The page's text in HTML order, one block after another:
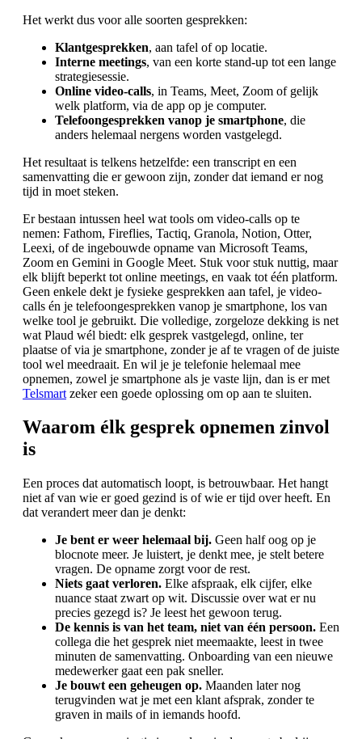
Het werkt dus voor alle soorten gesprekken:
Klantgesprekken, aan tafel of op locatie.
Interne meetings, van een korte stand-up tot een lange
strategiesessie.
Online video-calls, in Teams, Meet, Zoom of gelijk
welk platform, via de app op je computer.
Telefoongesprekken vanop je smartphone, die
anders helemaal nergens worden vastgelegd.
Het resultaat is telkens hetzelfde: een transcript en een
samenvatting die er gewoon zijn, zonder dat iemand er nog
tijd in moet steken.
Er bestaan intussen heel wat tools om video-calls op te
nemen: Fathom, Fireflies, Tactiq, Granola, Notion, Otter,
Leexi, of de ingebouwde opname van Microsoft Teams,
Zoom en Gemini in Google Meet. Stuk voor stuk nuttig, maar
elk blijft beperkt tot online meetings, en vaak tot één platform.
Geen enkele dekt je fysieke gesprekken aan tafel, je video-
calls én je telefoongesprekken vanop je smartphone, los van
welke tool je gebruikt. Die volledige, zorgeloze dekking is net
wat Plaud wél biedt: elk gesprek vastgelegd, online, ter
plaatse of via je smartphone, zonder je af te vragen of de juiste
tool wel meedraait. En wil je je telefonie helemaal mee
opnemen, zowel je smartphone als je vaste lijn, dan is er met
Telsmart zeker een goede oplossing om op aan te sluiten.
Waarom élk gesprek opnemen zinvol
is
Een proces dat automatisch loopt, is betrouwbaar. Het hangt
niet af van wie er goed gezind is of wie er tijd over heeft. En
dat verandert meer dan je denkt:
Je bent er weer helemaal bij. Geen half oog op je
blocnote meer. Je luistert, je denkt mee, je stelt betere
vragen. De opname zorgt voor de rest.
Niets gaat verloren. Elke afspraak, elk cijfer, elke
nuance staat zwart op wit. Discussie over wat er nu
precies gezegd is? Je leest het gewoon terug.
De kennis is van het team, niet van één persoon. Een
collega die het gesprek niet meemaakte, leest in twee
minuten de samenvatting. Onboarding van een nieuwe
medewerker gaat een pak sneller.
Je bouwt een geheugen op. Maanden later nog
terugvinden wat je met een klant afsprak, zonder te
graven in mails of in iemands hoofd.